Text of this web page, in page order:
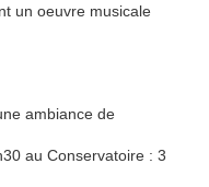
un oeuvre musicale
ambiance de
au Conservatoire : 3